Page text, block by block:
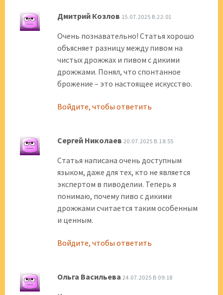
Дмитрий Козлов 15.07.2025 В 22:01
Очень познавательно! Статья хорошо
объясняет разницу между пивом на
чистых дрожжах и пивом с дикими
дрожжами. Понял, что спонтанное
брожение – это настоящее искусство.
Войдите, чтобы ответить
Сергей Николаев 20.07.2025 В 18:55
Статья написана очень доступным
языком, даже для тех, кто не является
экспертом в пиводелии. Теперь я
понимаю, почему пиво с дикими
дрожжами считается таким особенным
и ценным.
Войдите, чтобы ответить
Ольга Васильева 24.07.2025 В 09:18